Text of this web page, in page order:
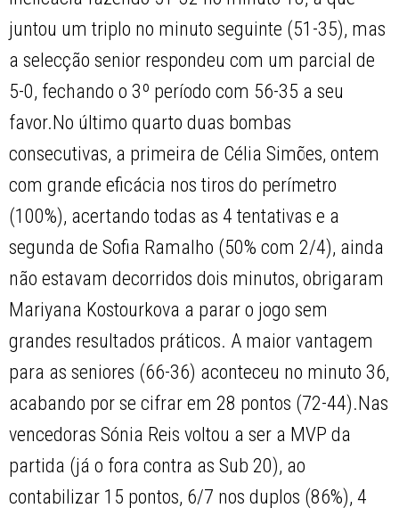
juntou um triplo no minuto seguinte (51-35), mas
a selecção senior respondeu com um parcial de
5-0, fechando o 3º período com 56-35 a seu
favor.No último quarto duas bombas
consecutivas, a primeira de Célia Simões, ontem
com grande eficácia nos tiros do perímetro
(100%), acertando todas as 4 tentativas e a
segunda de Sofia Ramalho (50% com 2/4), ainda
não estavam decorridos dois minutos, obrigaram
Mariyana Kostourkova a parar o jogo sem
grandes resultados práticos. A maior vantagem
para as seniores (66-36) aconteceu no minuto 36,
acabando por se cifrar em 28 pontos (72-44).Nas
vencedoras Sónia Reis voltou a ser a MVP da
partida (já o fora contra as Sub 20), ao
contabilizar 15 pontos, 6/7 nos duplos (86%), 4